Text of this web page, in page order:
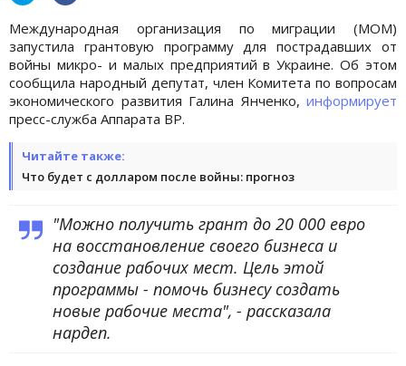
Международная организация по миграции (МОМ)
запустила грантовую программу для пострадавших от
войны микро- и малых предприятий в Украине. Об этом
сообщила народный депутат, член Комитета по вопросам
экономического развития Галина Янченко, информирует
пресс-служба Аппарата ВР.
Читайте также:
Что будет с долларом после войны: прогноз
"Можно получить грант до 20 000 евро
на восстановление своего бизнеса и
создание рабочих мест. Цель этой
программы - помочь бизнесу создать
новые рабочие места", - рассказала
нардеп.